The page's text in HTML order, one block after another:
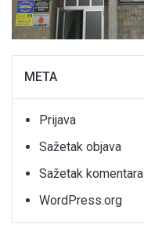
META
Prijava
Sažetak objava
Sažetak komentara
WordPress.org